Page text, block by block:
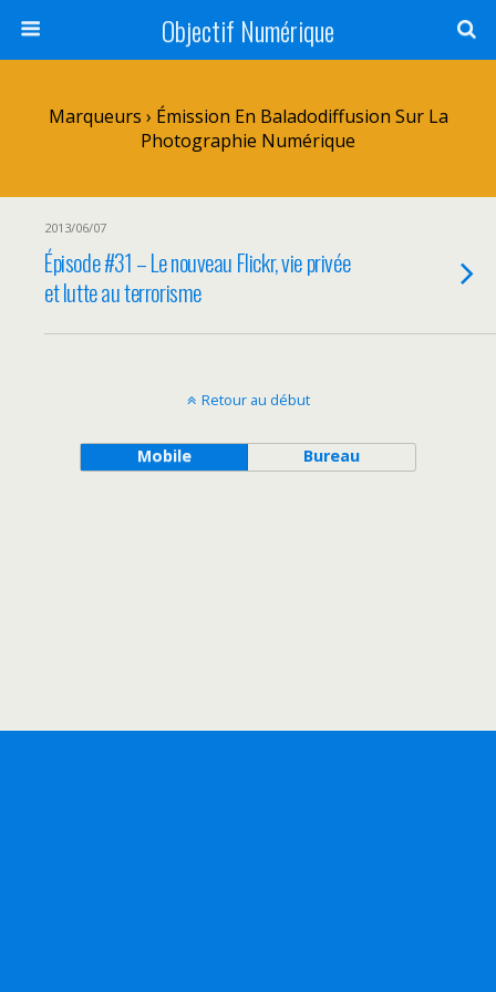
Objectif Numérique
Marqueurs › Émission En Baladodiffusion Sur La
Photographie Numérique
2013/06/07
Épisode #31 – Le nouveau Flickr, vie privée
et lutte au terrorisme
Retour au début
Mobile Bureau